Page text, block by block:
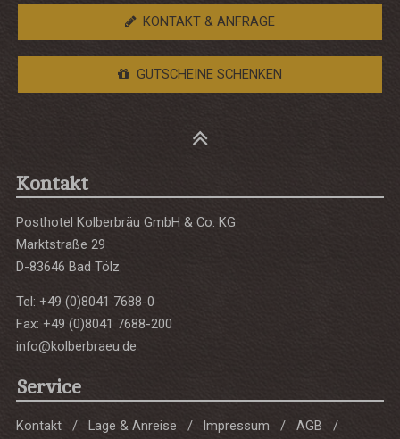
KONTAKT & ANFRAGE
GUTSCHEINE SCHENKEN
Kontakt
Posthotel Kolberbräu GmbH & Co. KG
Marktstraße 29
D-83646 Bad Tölz
Tel: +49 (0)8041 7688-0
Fax: +49 (0)8041 7688-200
info@kolberbraeu.de
Service
Kontakt Lage & Anreise Impressum
AGB